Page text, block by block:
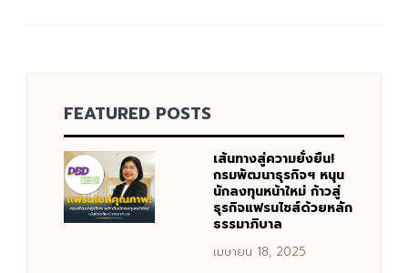
Search
Search
FEATURED POSTS
เส้นทางสู่ความยั่งยืน!
กรมพัฒนาธุรกิจฯ หนุน
นักลงทุนหน้าใหม่ ก้าวสู่
ธุรกิจแฟรนไชส์ด้วยหลัก
ธรรมาภิบาล
เมษายน 18, 2025